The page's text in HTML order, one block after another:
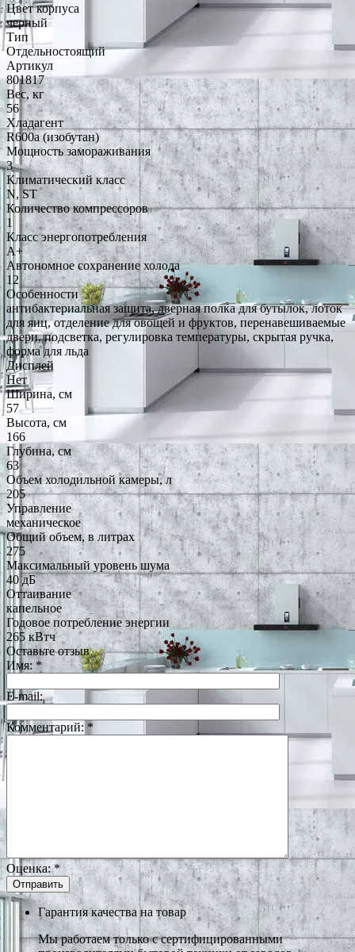
Цвет корпуса
черный
Тип
Отдельностоящий
Артикул
801817
Вес, кг
56
Хладагент
R600a (изобутан)
Мощность замораживания
3
Климатический класс
N, ST
Количество компрессоров
1
Класс энергопотребления
A+
Автономное сохранение холода
12
Особенности
антибактериальная защита, дверная полка для бутылок, лоток
для яиц, отделение для овощей и фруктов, перенавешиваемые
двери, подсветка, регулировка температуры, скрытая ручка,
форма для льда
Дисплей
Нет
Ширина, см
57
Высота, см
166
Глубина, см
63
Объем холодильной камеры, л
205
Управление
механическое
Общий объем, в литрах
275
Максимальный уровень шума
40 дБ
Оттаивание
капельное
Годовое потребление энергии
265 кВтч
Оставьте отзыв
Имя:*
E-mail:
Комментарий: *
Оценка:*
Гарантия качества на товар
Мы работаем только с сертифицированными